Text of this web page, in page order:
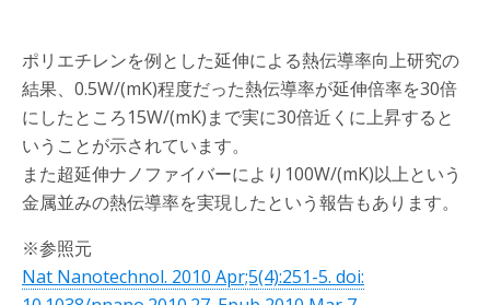
ポリエチレンを例とした延伸による熱伝導率向上研究の
結果、0.5W/(mK)程度だった熱伝導率が延伸倍率を30倍
にしたところ15W/(mK)まで実に30倍近くに上昇すると
いうことが示されています。
また超延伸ナノファイバーにより100W/(mK)以上という
金属並みの熱伝導率を実現したという報告もあります。
※参照元
Nat Nanotechnol. 2010 Apr;5(4):251-5. doi: